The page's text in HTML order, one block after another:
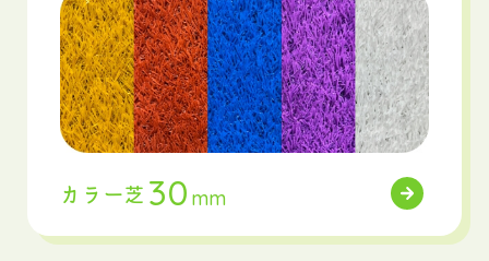
カラー芝 30 mm